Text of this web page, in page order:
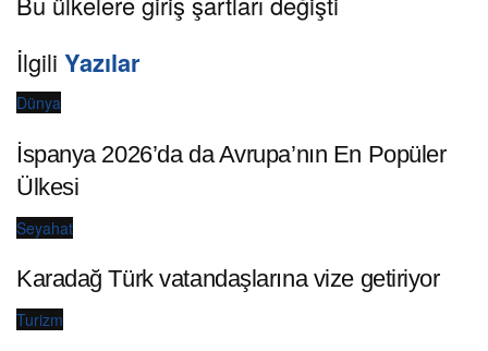
İlgili Yazılar
Dünya
İspanya 2026’da da Avrupa’nın En Popüler
Ülkesi
Seyahat
Karadağ Türk vatandaşlarına vize getiriyor
Turizm